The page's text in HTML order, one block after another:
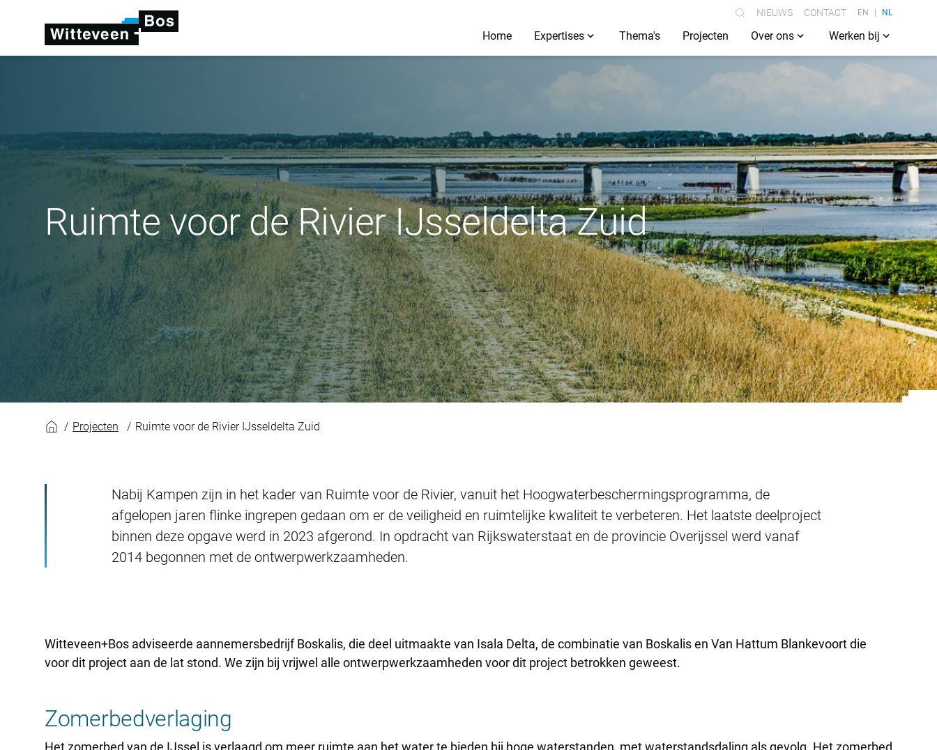
NIEUWS CONTACT EN NL
Home Expertises Thema's Projecten Over ons Werken bij
Ruimte voor de Rivier IJsseldelta Zuid
Ruimte voor de Rivier IJsseldelta Zuid
Projecten Ruimte voor de Rivier IJsseldelta Zuid
Nabij Kampen zijn in het kader van Ruimte voor de Rivier, vanuit het Hoogwaterbeschermingsprogramma, de
afgelopen jaren flinke ingrepen gedaan om er de veiligheid en ruimtelijke kwaliteit te verbeteren. Het laatste deelproject
binnen deze opgave werd in 2023 afgerond. In opdracht van Rijkswaterstaat en de provincie Overijssel werd vanaf
2014 begonnen met de ontwerpwerkzaamheden.
Witteveen+Bos adviseerde aannemersbedrijf Boskalis, die deel uitmaakte van Isala Delta, de combinatie van Boskalis en Van Hattum Blankevoort die
voor dit project aan de lat stond. We zijn bij vrijwel alle ontwerpwerkzaamheden voor dit project betrokken geweest.
Zomerbedverlaging
Het zomerbed van de IJssel is verlaagd om meer ruimte aan het water te bieden bij hoge waterstanden, met waterstandsdaling als gevolg. Het zomerbed